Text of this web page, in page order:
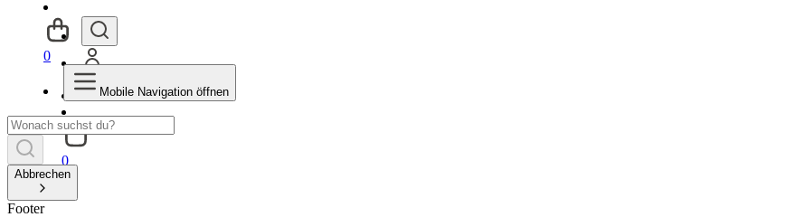
0
0
Mobile Navigation öffnen
Abbrechen
Footer